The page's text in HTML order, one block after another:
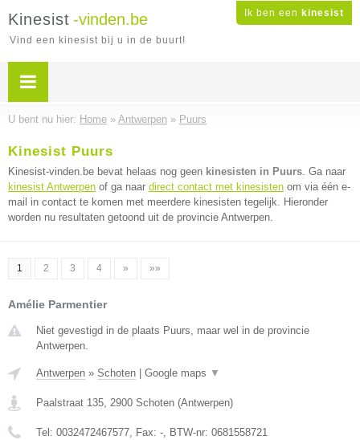
Ik ben een kinesist
Kinesist -vinden.be
Vind een kinesist bij u in de buurt!
U bent nu hier: Home » Antwerpen » Puurs
Kinesist Puurs
Kinesist-vinden.be bevat helaas nog geen kinesisten in Puurs. Ga naar
kinesist Antwerpen of ga naar direct contact met kinesisten om via één e-
mail in contact te komen met meerdere kinesisten tegelijk. Hieronder
worden nu resultaten getoond uit de provincie Antwerpen.
1 2 3 4 » »»
Amélie Parmentier
Niet gevestigd in de plaats Puurs, maar wel in de provincie
Antwerpen.
Antwerpen » Schoten Google maps ▼
Paalstraat 135, 2900 Schoten (Antwerpen)
Tel: 0032472467577, Fax: -, BTW-nr: 0681558721